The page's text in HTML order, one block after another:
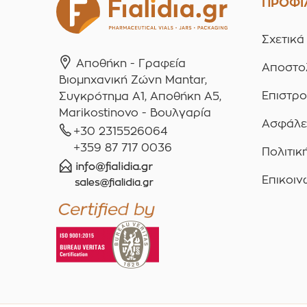
Αποθήκη - Γραφεία
Βιομηχανική Ζώνη Mantar,
Συγκρότημα A1, Αποθήκη Α5,
Marikostinovo - Βουλγαρία
+30 2315526064
+359 87 717 0036